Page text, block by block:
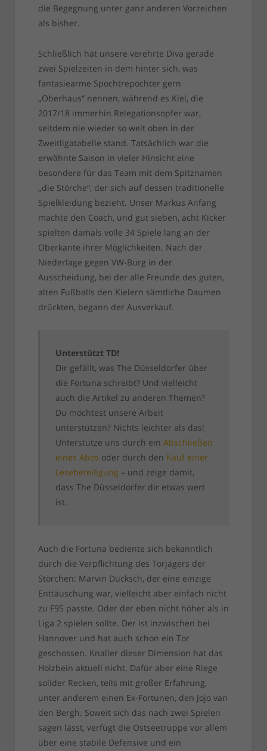
die Begegnung unter ganz anderen Vorzeichen
als bisher.
Schließlich hat unsere verehrte Diva gerade
zwei Spielzeiten in dem hinter sich, was
fantasiearme Spochtrepochter gern
„Oberhaus“ nennen, während es Kiel, die
2017/18 immerhin Relegationsopfer war,
seitdem nie wieder so weit oben in der
Zweitligatabelle stand. Tatsächlich war die
erwähnte Saison in vieler Hinsicht eine
besondere für das Team mit dem Spitznamen
„die Störche“, der sich auf dessen traditionelle
Spielkleidung bezieht. Unser Markus Anfang
machte den Coach, und gut sieben, acht Kicker
spielten damals volle 34 Spiele lang an der
Oberkante ihrer Möglichkeiten. Nach der
Niederlage gegen VW-Burg in der
Ausscheidung, bei der alle Freunde des guten,
alten Fußballs den Kielern sämtliche Daumen
drückten, begann der Ausverkauf.
Unterstützt TD!
Dir gefällt, was The Düsseldorfer über
die Fortuna schreibt? Und vielleicht
auch die Artikel zu anderen Themen?
Du möchtest unsere Arbeit
unterstützen? Nichts leichter als das!
Unterstütze uns durch ein Abschließen
eines Abos oder durch den Kauf einer
Lesebeteiligung – und zeige damit,
dass The Düsseldorfer dir etwas wert
ist.
Auch die Fortuna bediente sich bekanntlich
durch die Verpflichtung des Torjägers der
Störchen: Marvin Ducksch, der eine einzige
Enttäuschung war, vielleicht aber einfach nicht
zu F95 passte. Oder der eben nicht höher als in
Liga 2 spielen sollte. Der ist inzwischen bei
Hannover und hat auch schon ein Tor
geschossen. Knaller dieser Dimension hat das
Holzbein aktuell nicht. Dafür aber eine Riege
solider Recken, teils mit großer Erfahrung,
unter anderem einen Ex-Fortunen, den Jojo van
den Bergh. Soweit sich das nach zwei Spielen
sagen lässt, verfügt die Ostseetruppe vor allem
über eine stabile Defensive und ein